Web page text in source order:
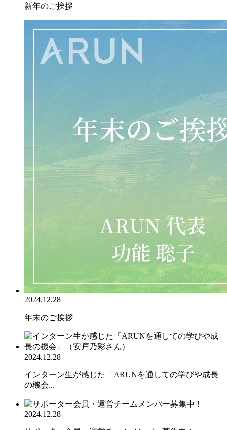
新年のご挨拶
2024.12.28
年末のご挨拶
2024.12.28
インターン生が感じた「ARUNを通しての学びや成長
の機会...
2024.12.28